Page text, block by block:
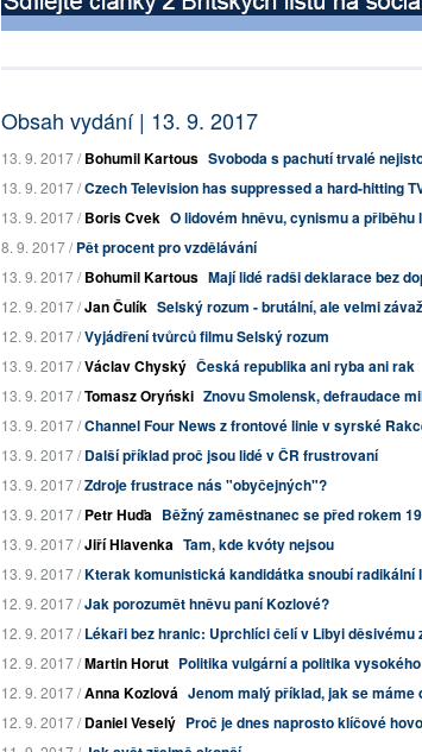
Obsah vydání | 13. 9. 2017
13. 9. 2017 /Bohumil Kartous Svoboda s pachutí trvalé
13. 9. 2017 /Czech Television has suppressed a hard-hitting
13. 9. 2017 /Boris Cvek O lidovém hněvu, cynismu a
8. 9. 2017 /Pět procent pro vzdělávání
13. 9. 2017 /Bohumil Kartous Mají lidé radši deklarace bez
12. 9. 2017 /Jan Čulík Selský rozum - brutální, ale velmi
12. 9. 2017 /Vyjádření tvůrců filmu Selský rozum
13. 9. 2017 /Václav Chyský Česká republika ani ryba ani rak
13. 9. 2017 /Tomasz Oryński Znovu Smolensk, defraudace
13. 9. 2017 /Channel Four News z frontové linie v syrské
13. 9. 2017 /Další příklad proč jsou lidé v ČR frustrovaní
13. 9. 2017 /Zdroje frustrace nás "obyčejných"?
13. 9. 2017 /Petr Huďa Běžný zaměstnanec se před rokem
13. 9. 2017 /Jiří Hlavenka Tam, kde kvóty nejsou
13. 9. 2017 /Kterak komunistická kandidátka snoubí radikální
12. 9. 2017 /Jak porozumět hněvu paní Kozlové?
12. 9. 2017 /Lékaři bez hranic: Uprchlíci čelí v Libyi děsivému
12. 9. 2017 /Martin Horut Politika vulgární a politika
12. 9. 2017 /Anna Kozlová Jenom malý příklad, jak se máme
12. 9. 2017 /Daniel Veselý Proč je dnes naprosto klíčové